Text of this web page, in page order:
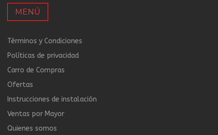
MENÚ
Términos y Condiciones
Políticas de privacidad
Carro de Compras
Ofertas
Instrucciones de instalación
Ventas por Mayor
Quienes somos